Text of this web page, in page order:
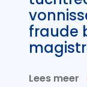
fraude
Lees meer